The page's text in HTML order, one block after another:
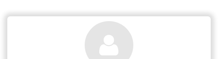
Google Play Store !